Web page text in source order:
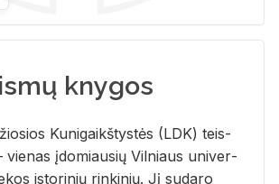
knygos
Ku­ni­gaikš­tys­tės (LDK) teis­
vie­nas įdo­miau­sių Vil­niaus uni­ver­
is­to­ri­nių rin­ki­nių. Jį su­da­ro